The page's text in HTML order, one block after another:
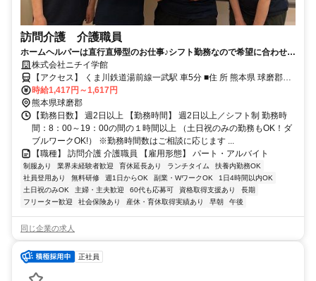
訪問介護 介護職員
ホームヘルパーは直行直帰型のお仕事♪シフト勤務なので希望に合わせた
勤務時間が可能です。
株式会社ニチイ学館
【アクセス】 くま川鉄道湯前線一武駅 車5分 ■住 所 熊本県 球磨郡錦
町 大字一武1641 ■アクセス くま川鉄道湯前線一武駅 車5分
時給1,417円～1,617円
熊本県球磨郡
【勤務日数】 週2日以上 【勤務時間】 週2日以上／シフト制 勤務時
間：8：00～19：00の間の１時間以上 （土日祝のみの勤務もOK！ダ
ブルワークOK!） ※勤務時間数はご相談に応じます ...
【職種】 訪問介護 介護職員 【雇用形態】 パート・アルバイト
制服あり 業界未経験者歓迎 育休延長あり ランチタイム
扶養内勤務OK
社員登用あり
無料研修 週1日からOK 副業・WワークOK
1日4時間以内OK
土日祝のみOK
主婦・主夫歓迎 60代も応募可 資格取得支援あり
長期
フリーター歓迎
社会保険あり 産休・育休取得実績あり 早朝 午後
同じ企業の求人
正社員